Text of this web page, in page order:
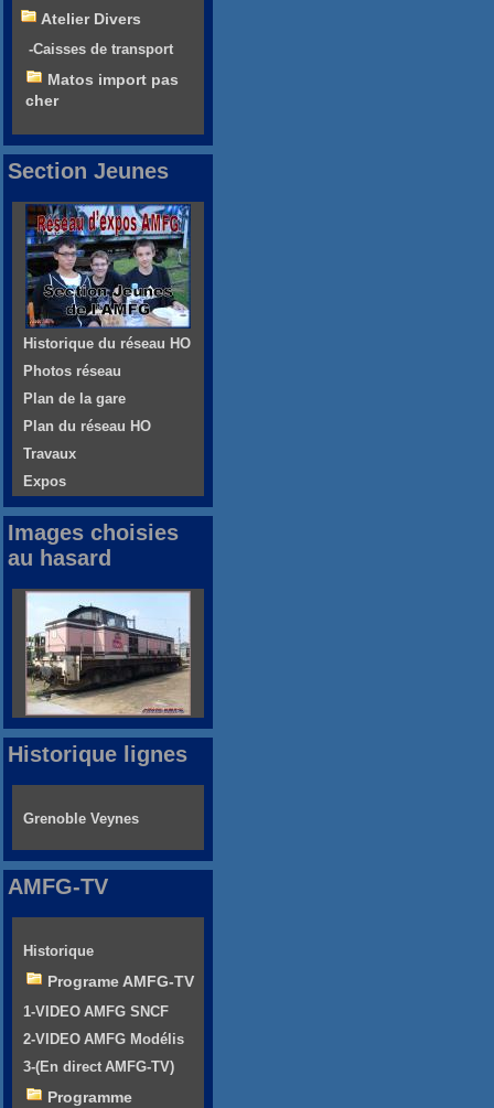
Atelier Divers
-Caisses de transport
Matos import pas
cher
Section Jeunes
Historique du réseau HO
Photos réseau
Plan de la gare
Plan du réseau HO
Travaux
Expos
Images choisies
au hasard
Historique lignes
Grenoble Veynes
AMFG-TV
Historique
Programe AMFG-TV
1-VIDEO AMFG SNCF
2-VIDEO AMFG Modélis
3-(En direct AMFG-TV)
Programme